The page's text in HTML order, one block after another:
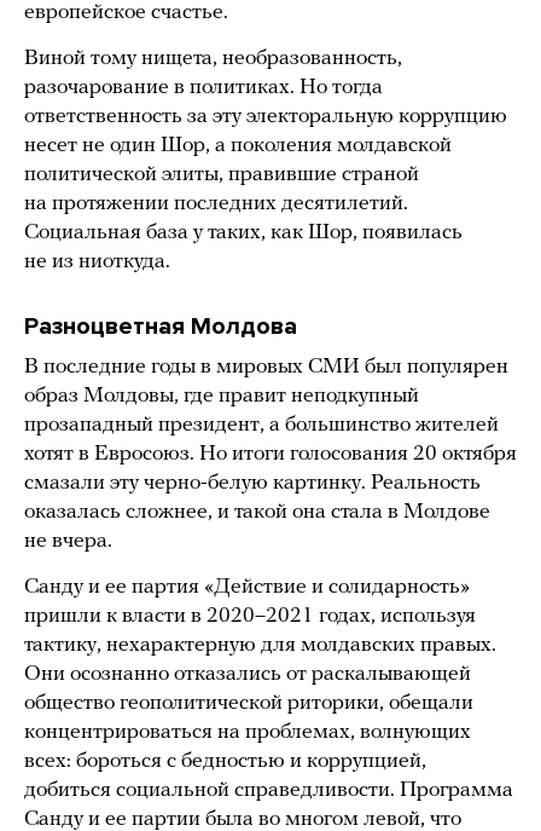
европейское счастье.
Виной тому нищета, необразованность,
разочарование в политиках. Но тогда
ответственность за эту электоральную коррупцию
несет не один Шор, а поколения молдавской
политической элиты, правившие страной
на протяжении последних десятилетий.
Социальная база у таких, как Шор, появилась
не из ниоткуда.
Разноцветная Молдова
В последние годы в мировых СМИ был популярен
образ Молдовы, где правит неподкупный
прозападный президент, а большинство жителей
хотят в Евросоюз. Но итоги голосования 20 октября
смазали эту черно-белую картинку. Реальность
оказалась сложнее, и такой она стала в Молдове
не вчера.
Санду и ее партия «Действие и солидарность»
пришли к власти в 2020–2021 годах, используя
тактику, нехарактерную для молдавских правых.
Они осознанно отказались от раскалывающей
общество геополитической риторики, обещали
концентрироваться на проблемах, волнующих
всех: бороться с бедностью и коррупцией,
добиться социальной справедливости. Программа
Санду и ее партии была во многом левой, что